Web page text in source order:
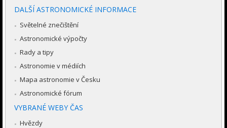
DALŠÍ ASTRONOMICKÉ INFORMACE
Světelné znečištění
Astronomické výpočty
Rady a tipy
Astronomie v médiích
Mapa astronomie v Česku
Astronomické fórum
VYBRANÉ WEBY ČAS
Hvězdy